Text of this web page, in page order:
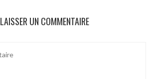
LAISSER UN COMMENTAIRE